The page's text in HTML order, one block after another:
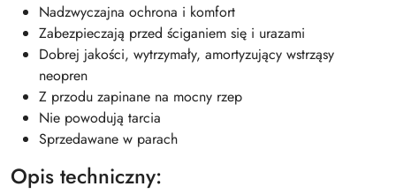
Nadzwyczajna ochrona i komfort
Zabezpieczają przed ściganiem się i urazami
Dobrej jakości, wytrzymały, amortyzujący wstrząsy
neopren
Z przodu zapinane na mocny rzep
Nie powodują tarcia
Sprzedawane w parach
Opis techniczny: